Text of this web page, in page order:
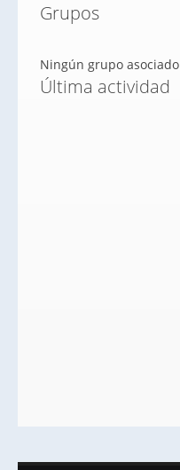
Grupos
Ningún grupo asociado
Última actividad